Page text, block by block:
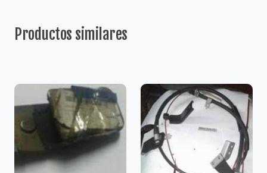
Productos similares